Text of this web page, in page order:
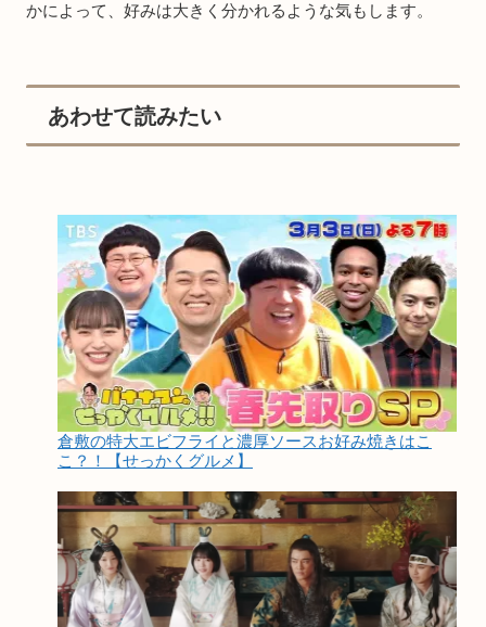
かによって、好みは大きく分かれるような気もします。
あわせて読みたい
倉敷の特大エビフライと濃厚ソースお好み焼きはこ
こ？！【せっかくグルメ】